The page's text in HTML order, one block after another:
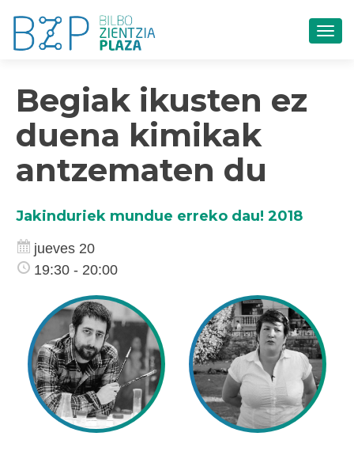
Begiak ikusten ez
duena kimikak
antzematen du
Jakinduriek mundue erreko dau! 2018
jueves 20
19:30 - 20:00